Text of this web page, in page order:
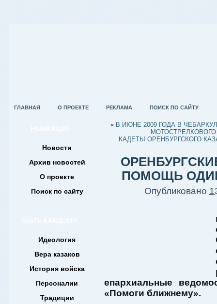
ГЛАВНАЯ О ПРОЕКТЕ РЕКЛАМА ПОИСК ПО САЙТУ
Новости
Архив новостей
О проекте
Поиск по сайту
Идеология
Вера казаков
История войска
Персоналии
Традиции
« В ИЮНЕ 2009 ГОДА В
КАДЕТЫ ОРЕНБУРГСКОГО
ПОМОЩЬ
Опубликовано
епархиальные
«Помоги ближнему».